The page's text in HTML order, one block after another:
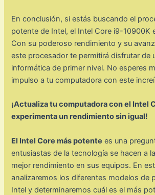
En conclusión, si estás buscando el
potente de Intel, el Intel Core i9-10900K
Con su poderoso rendimiento y su
este procesador te permitirá disfrutar de
informática de primer nivel. No esperes
impulso a tu computadora con este
¡Actualiza tu computadora con el Intel
experimenta un rendimiento sin igual!
El Intel Core más potente es una
entusiastas de la tecnología se hacen a
mejor rendimiento en sus equipos. En
analizaremos los diferentes modelos de
Intel y determinaremos cuál es el más